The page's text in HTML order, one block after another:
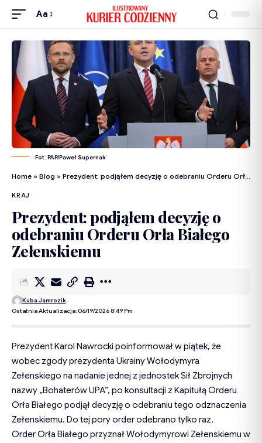
Aa
Fot. PAP/Paweł Supernak
Home » Blog » Prezydent: podjąłem decyzję o odebraniu Orderu Orła Białego Zełenskiemu
KRAJ
Prezydent: podjąłem decyzję o
odebraniu Orderu Orła Białego
Zełenskiemu
Ostatnia Aktualizacja: 06/19/2026 8:49 Pm
Kuba Jamrozik
Prezydent Karol Nawrocki poinformował w piątek, że
wobec zgody prezydenta Ukrainy Wołodymyra
Zełenskiego na nadanie jednej z jednostek Sił Zbrojnych
nazwy „Bohaterów UPA”, po konsultacji z Kapitułą Orderu
Orła Białego podjął decyzję o odebraniu tego odznaczenia
Zełenskiemu. Do tej pory order odebrano tylko raz.
Order Orła Białego przyznał Wołodymyrowi Zełenskiemu w